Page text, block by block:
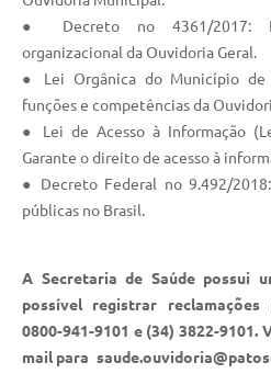
● Decreto no 4361/2017:
organizacional da Ouvidoria Geral.
● Lei Orgânica do Município de
funções e competências da
● Lei de Acesso à Informação
Garante o direito de acesso à
● Decreto Federal no 9.492/
públicas no Brasil.
A Secretaria de Saúde possui
possível registrar
0800-941-9101 e (34) 3822-9101.
mail para